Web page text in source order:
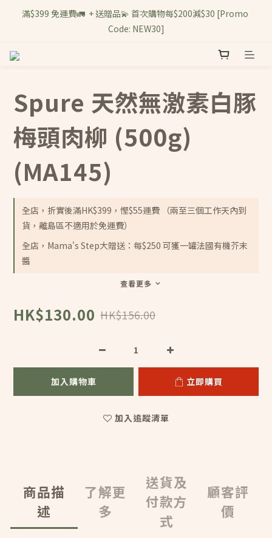
滿$399 免運費🚛  + 送贈品💫 首次購物每$200減$30 [Promo
Code: NEW30]
Spure 天然無激素白豚
梅頭肉柳 (500g)
(MA145)
全店，折實後滿HK$399，慳$55運費 （兩至三個工作天內到
貨，離島區不適用於免運費）
全店，Mama's Step大贈送：每$250 可獲一罐法國有機芥末
醬
查看更多
HK$130.00 HK$156.00
加入購物車 立即購買
加入追蹤清單
商品描
述
了解更
多
送貨及
付款方
式
顧客評
價